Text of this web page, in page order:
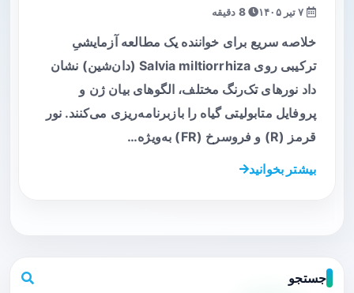
8 دقیقه
خلاصه سریع برای خواننده یک مطالعه آزمایشیِ
ترکیبی روی Salvia miltiorrhiza (دان‌شین) نشان
داد نورهای تک‌رنگ مختلف، الگوهای بیان ژن و
پروفایل متابولیتی گیاه را بازبرنامه‌ریزی می‌کنند. نور
قرمز (R) و فروسرخ (FR) به‌ویژه…
بیشتر بخوانید
جستجو